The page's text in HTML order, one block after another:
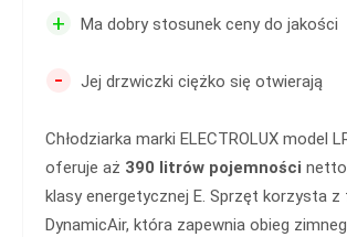
+ Ma dobry stosunek ceny do jakości
- Jej drzwiczki ciężko się otwierają
Chłodziarka marki ELECTROLUX model
oferuje aż 390 litrów pojemności
klasy energetycznej E. Sprzęt korzysta z
DynamicAir, która zapewnia obieg